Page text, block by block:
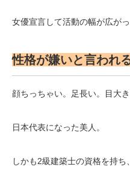
女優宣言して活動の幅が広がっ
性格が嫌いと言われ
顔ちっちゃい。足長い。目大き
日本代表になった美人。
しかも2級建築士の資格を持ち